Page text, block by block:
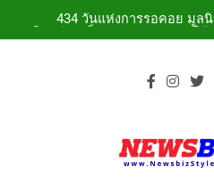
434 วันแห่งการรอคอย มูลนิ
โร
Season 5 ผนึก 9 พันธมิตร ขับเ
สืบสานพระราชปณิธาน สร้างคุณ
เอเชียตะวันออกเฉียงใต้ เสริม
TECNO ประกาศทรานส์ฟอร์ม
สไตล์แฟชั่นไอเท็ม เสิร์ฟใหญ่
กลางสถานี MRT วาง POVA 8